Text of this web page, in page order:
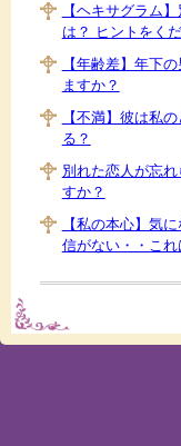
【ヘキサグラム
は？ ヒントをく
【年齢差】年下
ますか？
【不満】彼は私
る？
別れた恋人が忘
すか？
【私の本心】気
信がない・・これ